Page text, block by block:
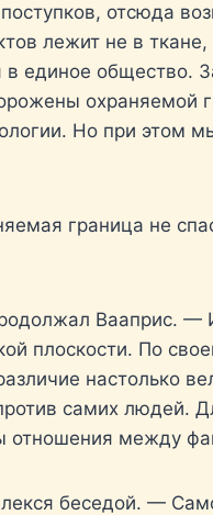
отсюда
лежит не в
единое общество.
охраняемой
Но при этом
граница не
Вааприс. —
плоскости. По
настолько
самих людей.
отношения между
беседой. —